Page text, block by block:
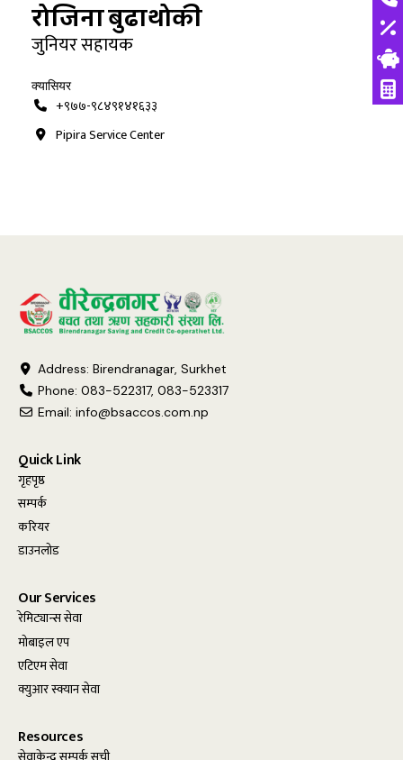
रोजिना बुढाथोकी
जुनियर सहायक
क्यासियर
+९७७-९८४९१४१६३३
Pipira Service Center
Address: Birendranagar, Surkhet
Phone: 083-522317, 083-523317
Email: info@bsaccos.com.np
Quick Link
गृहपृष्ठ
सम्पर्क
करियर
डाउनलोड
Our Services
रेमिट्यान्स सेवा
मोबाइल एप
एटिएम सेवा
क्युआर स्क्यान सेवा
Resources